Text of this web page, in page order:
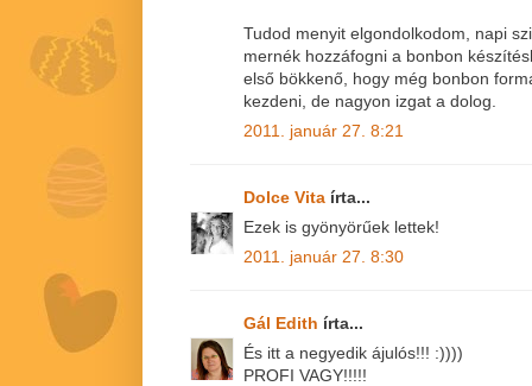
Tudod menyit elgondolkodom, napi
mernék hozzáfogni a bonbon
első bökkenő, hogy még bonbon
kezdeni, de nagyon izgat a dolog.
2011. január 27. 8:21
Dolce Vita írta...
Ezek is gyönyörűek lettek!
2011. január 27. 8:30
Gál Edith írta...
És itt a negyedik ájulós!!! :))))
PROFI VAGY!!!!!